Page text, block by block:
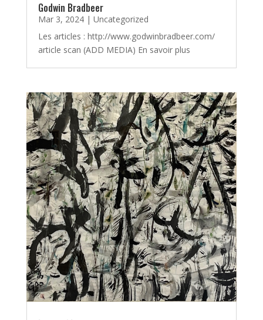
Godwin Bradbeer
Mar 3, 2024| Uncategorized
Les articles : http://www.godwinbradbeer.com/
article scan (ADD MEDIA) En savoir plus